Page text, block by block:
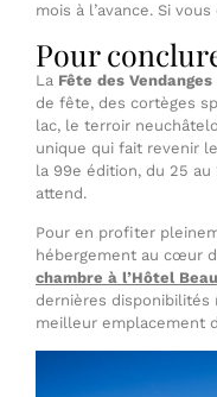
mois à l’avance. Si
Pour
La Fête des Vendanges
de fête, des cortèges
lac, le terroir
unique qui fait revenir
la 99e édition, du 25 au
attend.
Pour en profiter
hébergement au cœur
chambre à l’Hôtel
dernières disponibilités
meilleur emplacement